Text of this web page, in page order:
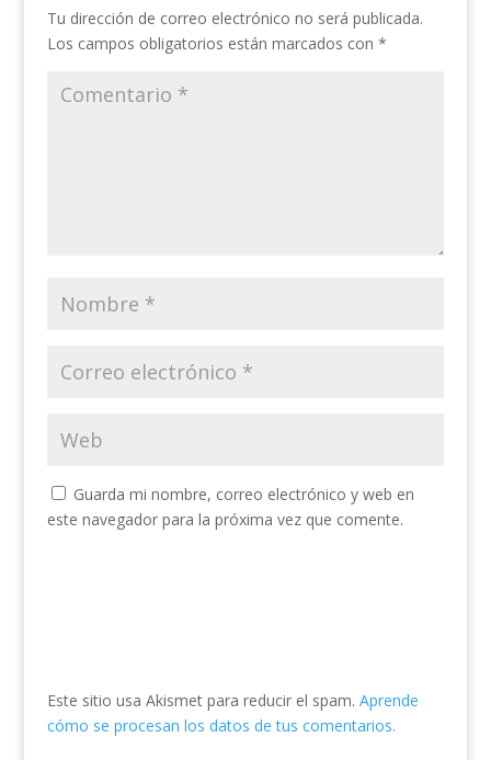
Tu dirección de correo electrónico no será publicada.
Los campos obligatorios están marcados con *
Guarda mi nombre, correo electrónico y web en
este navegador para la próxima vez que comente.
Este sitio usa Akismet para reducir el spam. Aprende
cómo se procesan los datos de tus comentarios.